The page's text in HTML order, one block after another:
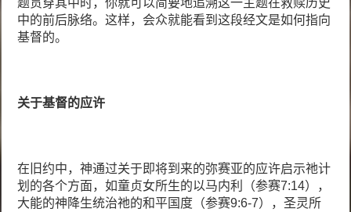
题贯穿其中时，你就可以简要地追溯这一主题在救赎历史
中的前后脉络。这样，会众就能看到这段经文是如何指向
基督的。
关于基督的应许
在旧约中，神通过关于即将到来的弥赛亚的应许启示祂计
划的各个方面，如童贞女所生的以马内利（参赛7:14），
大能的神降生统治祂的和平国度（参赛9:6-7），圣灵所